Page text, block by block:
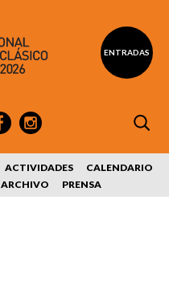
ENTRADAS
ACTIVIDADES
CALENDARIO
ARCHIVO PRENSA